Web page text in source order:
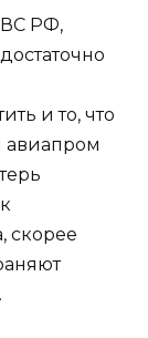
РФ,
и то, что
авиапром
скорее